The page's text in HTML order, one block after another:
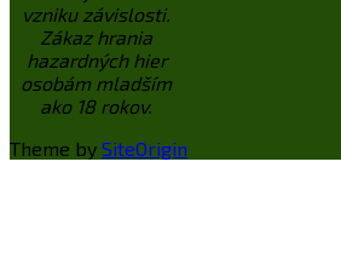
vzniku závislosti.
Zákaz hrania
hazardných hier
osobám mladším
ako 18 rokov.
Theme by SiteOrigin